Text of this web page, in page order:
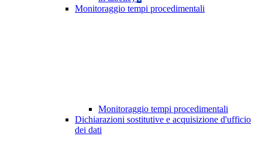
Monitoraggio tempi procedimentali
Monitoraggio tempi procedimentali
Dichiarazioni sostitutive e acquisizione d'ufficio
dei dati